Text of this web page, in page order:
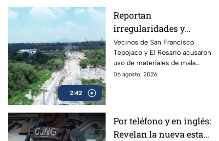
2:42
Reportan
irregularidades y
posible desvío de
recursos en obras
viales de Cuautitlán
Izcalli, Edomex
Vecinos de San Francisco
Tepojaco y El Rosario acusaron
uso de materiales de mala
calidad en una obra de 23
06 agosto, 2026
Por teléfono y en inglés:
Revelan la nueva estafa